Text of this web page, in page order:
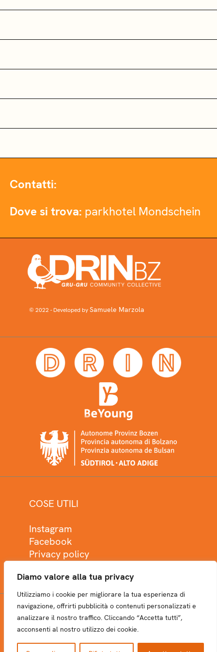
Diamo valore alla tua privacy
Utilizziamo i cookie per migliorare la tua esperienza di
navigazione, offrirti pubblicità o contenuti personalizzati e
analizzare il nostro traffico. Cliccando “Accetta tutti”,
acconsenti al nostro utilizzo dei cookie.
Contatti:
Dove si trova: parkhotel Mondschein
© 2022 - Developed bySamuele Marzola
COSE UTILI
Instagram
Facebook
Privacy policy
NEWSLETTER